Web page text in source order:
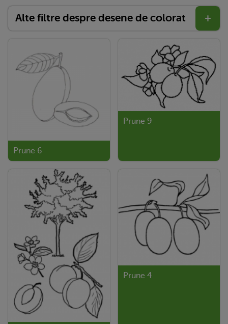
Alte filtre despre desene de colorat +
Prune 6
Prune 9
Prune 4